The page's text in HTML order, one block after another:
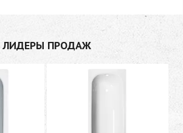
ЛИДЕРЫ ПРОДАЖ